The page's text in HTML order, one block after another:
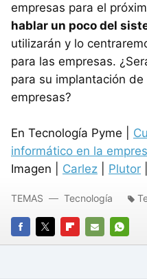
empresas para el
hablar un poco del
utilizarán y lo
para las empresas.
para su implantación
empresas?
En Tecnología Pyme |
informático en la
Imagen | Carlez Plutor
FACEBOOK
TWITTERFLIPBOARD
E-
TEMAS Tecnología